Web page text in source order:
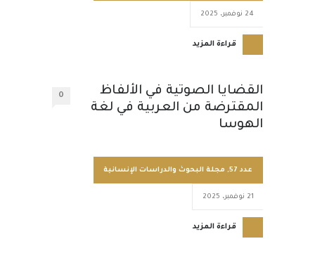
24 نوفمبر، 2025
قراءة المزيد
القضايا الصوتية في الألفاظ
المقترضة من العربية في لغة
الهوسا
0
عدد 57 , مجلة البحوث والدراسات الإنسانية
21 نوفمبر، 2025
قراءة المزيد